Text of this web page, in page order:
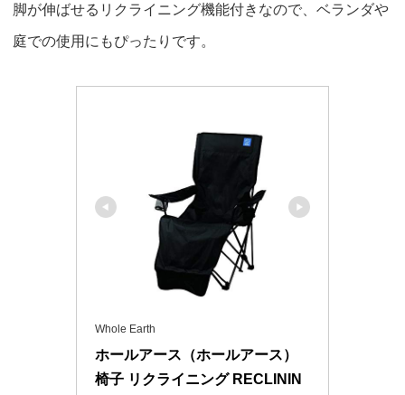
脚が伸ばせるリクライニング機能付きなので、ベランダや
庭での使用にもぴったりです。
Whole Earth
ホールアース（ホールアース）
椅子 リクライニング RECLININ